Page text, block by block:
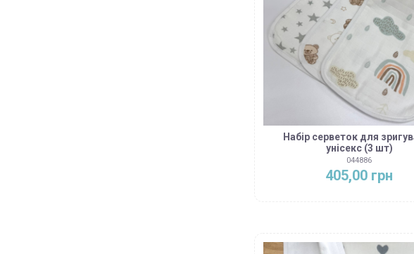
Набір серветок для
унісекс (3 шт)
044886
405,00 грн